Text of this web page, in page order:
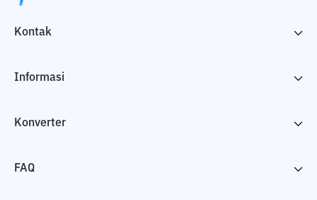
Kontak
Informasi
Konverter
FAQ